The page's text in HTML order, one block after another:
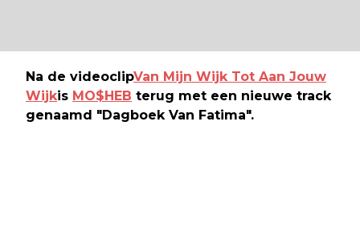
Na de videoclipVan Mijn Wijk Tot Aan Jouw
Wijkis MO$HEB terug met een nieuwe track
genaamd "Dagboek Van Fatima".